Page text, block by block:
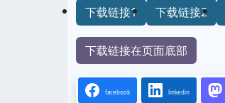
下载链接1 下载链接2
下载链接在页面底部
facebook linkedin